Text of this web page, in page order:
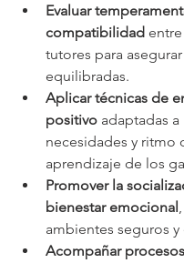
Evaluar
compatibilidad
tutores para
equilibradas.
Aplicar técnicas de
positivo adaptadas a
necesidades y ritmo
aprendizaje de los
Promover la
bienestar emocional
ambientes seguros
Acompañar procesos